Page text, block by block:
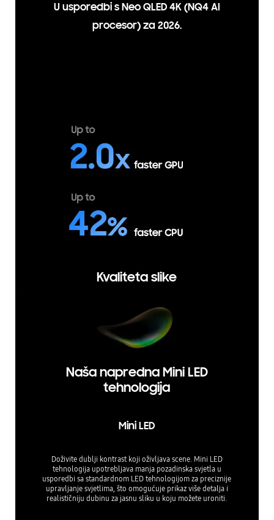
U usporedbi s Neo QLED 4K (NQ4 AI
procesor) za 2026.
Kvaliteta slike
Naša napredna Mini LED
tehnologija
Mini LED
Doživite dublji kontrast koji oživljava scene. Mini LED
tehnologija upotrebljava manja pozadinska svjetla u
usporedbi sa standardnom LED tehnologijom za preciznije
upravljanje svjetlima, što omogućuje prikaz više detalja i
realističniju dubinu za jasnu sliku u koju možete uroniti.